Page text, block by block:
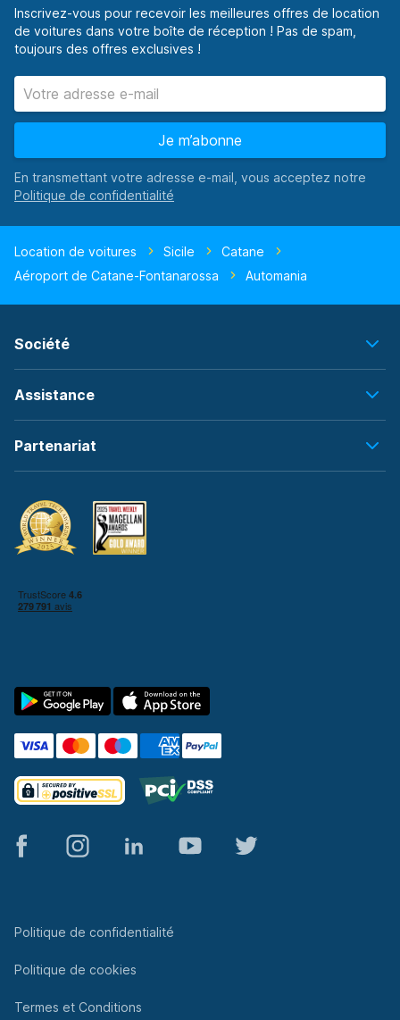
Inscrivez-vous pour recevoir les meilleures offres de location
de voitures dans votre boîte de réception ! Pas de spam,
toujours des offres exclusives !
Je m’abonne
En transmettant votre adresse e-mail, vous acceptez notre
Location de voitures Sicile
Catane
Aéroport de Catane-Fontanarossa
Automania
Société
Assistance
Partenariat